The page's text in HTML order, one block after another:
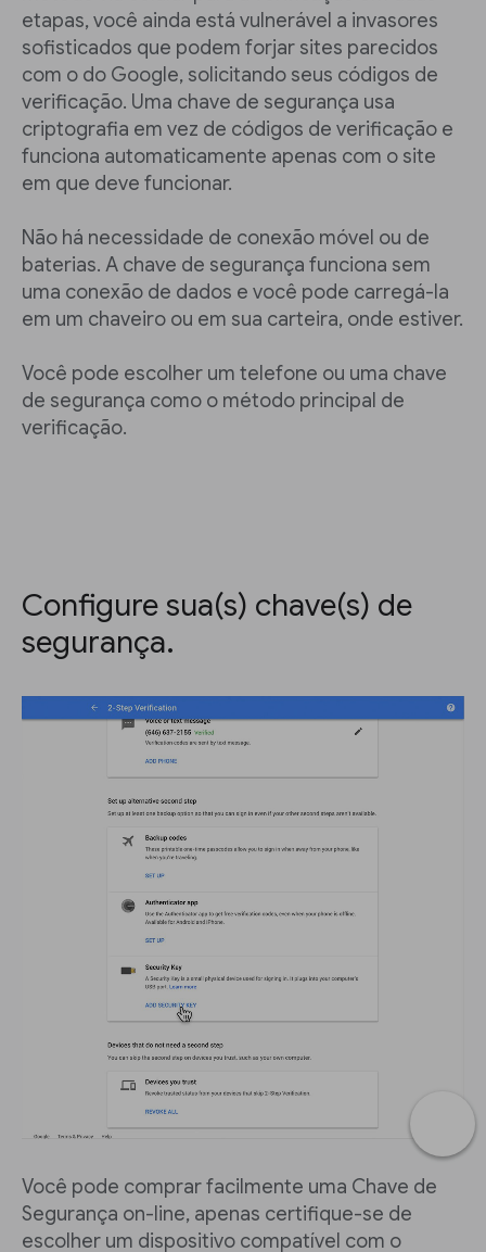
etapas, você ainda está vulnerável a invasores
sofisticados que podem forjar sites parecidos
com o do Google, solicitando seus códigos de
verificação. Uma chave de segurança usa
criptografia em vez de códigos de verificação e
funciona automaticamente apenas com o site
em que deve funcionar.
Não há necessidade de conexão móvel ou de
baterias. A chave de segurança funciona sem
uma conexão de dados e você pode carregá-la
em um chaveiro ou em sua carteira, onde estiver.
Você pode escolher um telefone ou uma chave
de segurança como o método principal de
verificação.
Configure sua(s) chave(s) de
segurança.
Você pode comprar facilmente uma Chave de
Segurança on-line, apenas certifique-se de
escolher um dispositivo compatível com o